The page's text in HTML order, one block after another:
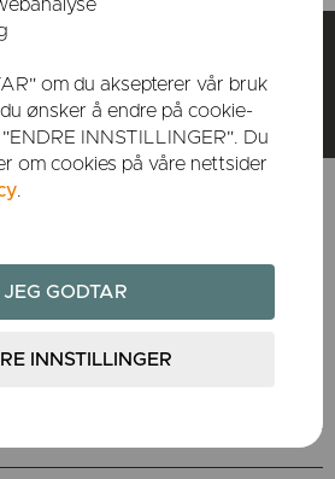
Pinterest
om du aksepterer vår bruk
ønsker å endre på cookie-
INNSTILLINGER". Du
om cookies på våre nettsider